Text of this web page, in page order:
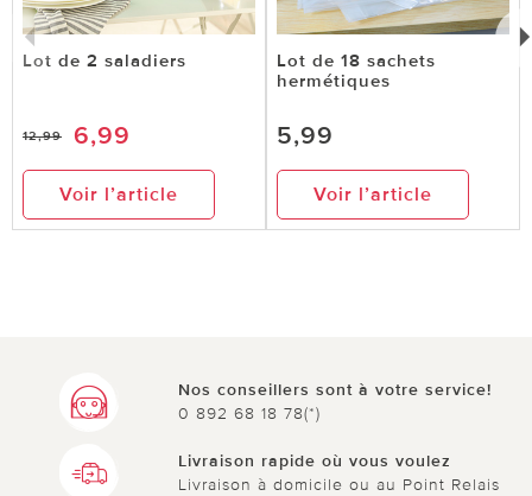
Lot de 2 saladiers
12,99 6,99
Voir l’article
Lot de 18 sachets
hermétiques
5,99
Voir l’article
Nos conseillers sont à votre service!
0 892 68 18 78(*)
Livraison rapide où vous voulez
Livraison à domicile ou au Point Relais